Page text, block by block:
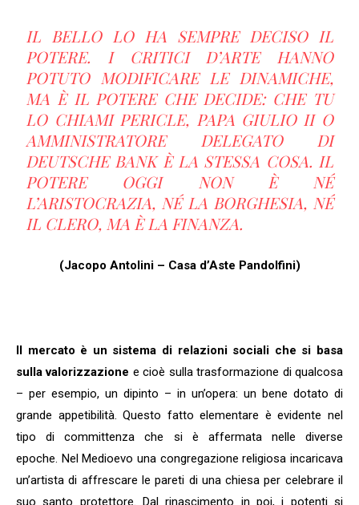
IL BELLO LO HA SEMPRE DECISO IL
POTERE. I CRITICI D’ARTE HANNO
POTUTO MODIFICARE LE DINAMICHE,
MA È IL POTERE CHE DECIDE: CHE TU
LO CHIAMI PERICLE, PAPA GIULIO II O
AMMINISTRATORE DELEGATO DI
DEUTSCHE BANK È LA STESSA COSA. IL
POTERE OGGI NON È NÉ
L’ARISTOCRAZIA, NÉ LA BORGHESIA, NÉ
IL CLERO, MA È LA FINANZA.
(Jacopo Antolini – Casa d’Aste Pandolfini)
Il mercato è un sistema di relazioni sociali che si basa
sulla valorizzazione e cioè sulla trasformazione di qualcosa
– per esempio, un dipinto – in un’opera: un bene dotato di
grande appetibilità. Questo fatto elementare è evidente nel
tipo di committenza che si è affermata nelle diverse
epoche. Nel Medioevo una congregazione religiosa incaricava
un’artista di affrescare le pareti di una chiesa per celebrare il
suo santo protettore. Dal rinascimento in poi, i potenti si